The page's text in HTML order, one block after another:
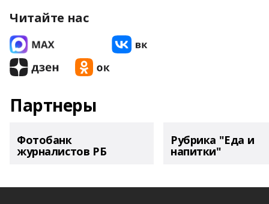
Читайте нас
Партнеры
Фотобанк
журналистов РБ
Рубрика "Еда и
напитки"